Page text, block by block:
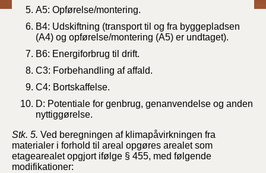
A5: Opførelse/montering.
B4: Udskiftning (transport til og fra byggepladsen
(A4) og opførelse/montering (A5) er undtaget).
B6: Energiforbrug til drift.
C3: Forbehandling af affald.
C4: Bortskaffelse.
D: Potentiale for genbrug, genanvendelse og anden
nyttiggørelse.
Stk. 5. Ved beregningen af klimapåvirkningen fra
materialer i forhold til areal opgøres arealet som
etagearealet opgjort ifølge § 455, med følgende
modifikationer: